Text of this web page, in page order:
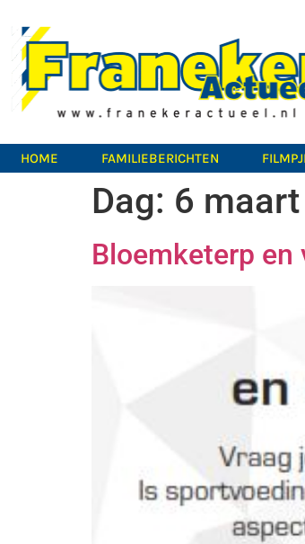
HOME FAMILIEBERICHTEN
Dag: 6
Bloemketerp